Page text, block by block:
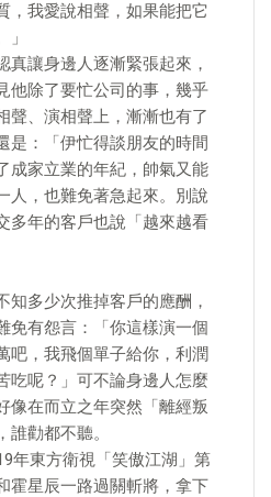
，我愛說相聲，如果能把它
真讓身邊人逐漸緊張起來，
他除了要忙公司的事，幾乎
聲、演相聲上，漸漸也有了
是：「伊忙得談朋友的時間
成家立業的年紀，帥氣又能
人，也難免著急起來。別說
多年的客戶也說「越來越看
知多少次推掉客戶的應酬，
免有怨言：「你這樣演一個
吧，我飛個單子給你，利潤
吃呢？」可不論身邊人怎麼
像在而立之年突然「離經叛
勸都不聽。
年東方衛視「笑傲江湖」第
霍星辰一路過關斬將，拿下